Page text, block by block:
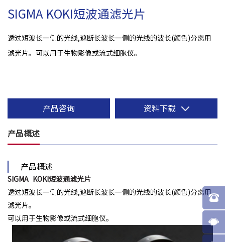
SIGMA KOKI短波通滤光片
透过短波长一侧的光线,遮断长波长一侧的光线的波长(颜色)分离用
滤光片。可以用于生物影像或流式细胞仪。
产品咨询 资料下载
产品概述
产品概述
SIGMA KOKI短波通滤光片
透过短波长一侧的光线,遮断长波长一侧的光线的波长(颜色)分离用
滤光片。
可以用于生物影像或流式细胞仪。